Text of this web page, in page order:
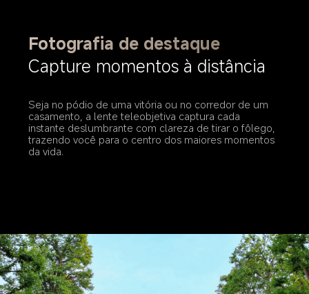
Fotografia de destaque
Capture momentos à distância
Seja no pódio de uma vitória ou no corredor de um
casamento, a lente teleobjetiva captura cada
instante deslumbrante com clareza de tirar o fôlego,
trazendo você para o centro dos maiores momentos
da vida.